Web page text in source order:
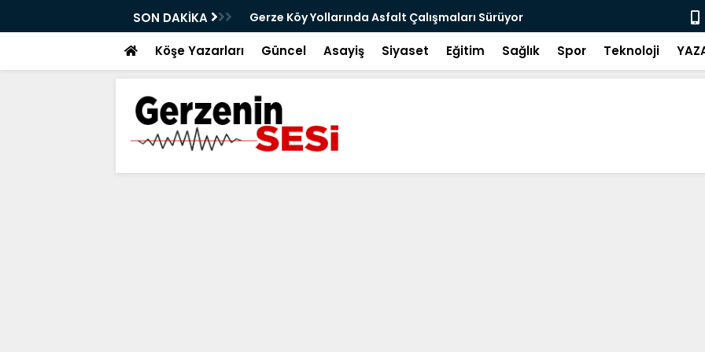
SON DAKİKA Gerze Köy Yollarında Asfalt Çalışmaları Sürüyor Yeni Parti
Köşe Yazarları Güncel Asayiş Siyaset Eğitim Sağlık Spor Teknoloji